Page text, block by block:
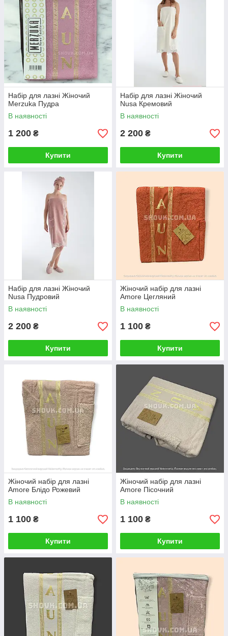
Набір для лазні Жіночий
Merzuka Пудра
В наявності
1 200 ₴
Купити
Набір для лазні Жіночий
Nusa Кремовий
В наявності
2 200 ₴
Купити
Набір для лазні Жіночий
Nusa Пудровий
В наявності
2 200 ₴
Купити
Жіночий набір для лазні
Amore Цегляний
В наявності
1 100 ₴
Купити
Жіночий набір для лазні
Amore Блідо Рожевий
В наявності
1 100 ₴
Купити
Жіночий набір для лазні
Amore Пісочний
В наявності
1 100 ₴
Купити